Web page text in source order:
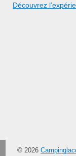
Découvrez
© 2026